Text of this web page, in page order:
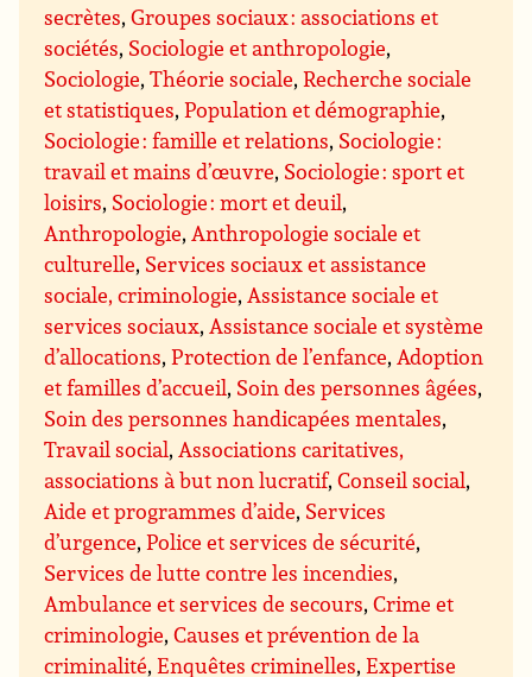
secrètes,Groupes sociaux : associations et
sociétés, Sociologie et anthropologie,
Sociologie,Théorie sociale,Recherche sociale
et statistiques,Population et démographie,
Sociologie : famille et relations, Sociologie :
travail et mains d’œuvre, Sociologie : sport et
loisirs, Sociologie : mort et deuil,
Anthropologie,Anthropologie sociale et
culturelle, Services sociaux et assistance
sociale, criminologie,Assistance sociale et
services sociaux,Assistance sociale et système
d’allocations,Protection de l’enfance,Adoption
et familles d’accueil, Soin des personnes âgées,
Soin des personnes handicapées mentales,
Travail social,Associations caritatives,
associations à but non lucratif,Conseil social,
Aide et programmes d’aide, Services
d’urgence,Police et services de sécurité,
Services de lutte contre les incendies,
Ambulance et services de secours,Crime et
criminologie,Causes et prévention de la
criminalité,Enquêtes criminelles,Expertise